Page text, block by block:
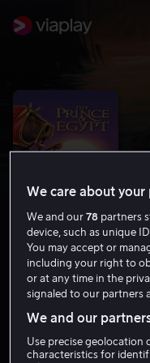
Prinsen av
7.2 Drama
HD
We care about your
We and our78 partners
device, such as unique
You may accept or
including your right to
or at any time in the
signaled to our partners
We and our
Use precise geolocation
characteristics for